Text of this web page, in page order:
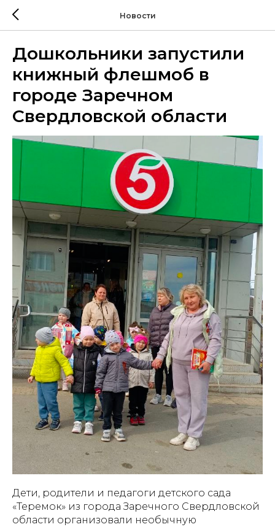
Новости
Дошкольники запустили
книжный флешмоб в
городе Заречном
Свердловской области
Дети, родители и педагоги детского сада
«Теремок» из города Заречного Свердловской
области организовали необычную